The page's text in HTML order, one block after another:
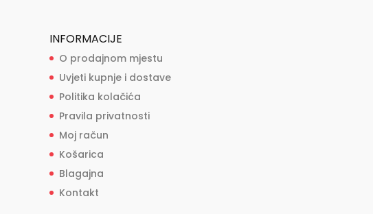
INFORMACIJE
O prodajnom mjestu
Uvjeti kupnje i dostave
Politika kolačića
Pravila privatnosti
Moj račun
Košarica
Blagajna
Kontakt